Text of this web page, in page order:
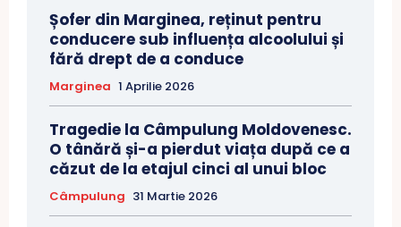
Șofer din Marginea, reținut pentru
conducere sub influența alcoolului și
fără drept de a conduce
Marginea 1 Aprilie 2026
Tragedie la Câmpulung Moldovenesc.
O tânără și-a pierdut viața după ce a
căzut de la etajul cinci al unui bloc
Câmpulung 31 Martie 2026